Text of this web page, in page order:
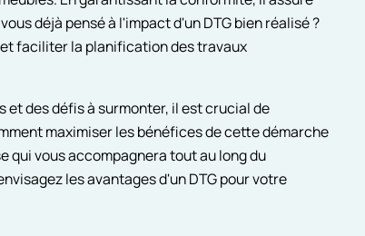
déjà pensé à l'impact d'un DTG bien réalisé ?
faciliter la planification des travaux
des défis à surmonter, il est crucial de
maximiser les bénéfices de cette démarche
qui vous accompagnera tout au long du
les avantages d'un DTG pour votre